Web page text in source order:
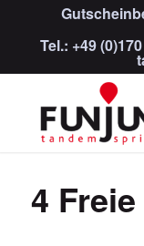
Tel.: +49
4